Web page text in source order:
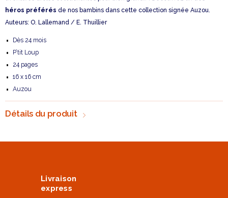
héros préférés de nos bambins dans cette collection signée Auzou.
Auteurs: O. Lallemand / E. Thuillier
Dès 24 mois
P’tit Loup
24 pages
16 x 16 cm
Auzou
Détails du produit
Livraison
express